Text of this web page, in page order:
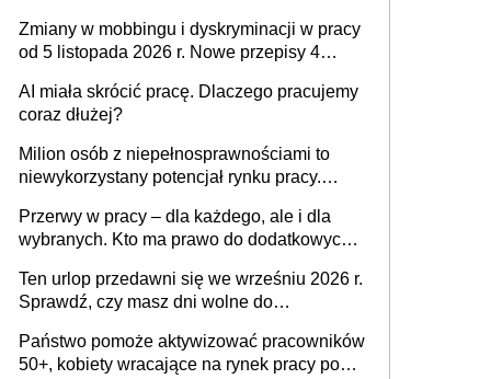
Zmiany w mobbingu i dyskryminacji w pracy
od 5 listopada 2026 r. Nowe przepisy 4
Ustaw
AI miała skrócić pracę. Dlaczego pracujemy
coraz dłużej?
Milion osób z niepełnosprawnościami to
niewykorzystany potencjał rynku pracy.
dofinansowań czy refundacji, ale bariery po
stronie systemu i świadomości
pracodawców [WYWIAD]
Przerwy w pracy – dla każdego, ale i dla
wybranych. Kto ma prawo do dodatkowych
Ten urlop przedawni się we wrześniu 2026 r.
Sprawdź, czy masz dni wolne do
Państwo pomoże aktywizować pracowników
50+, kobiety wracające na rynek pracy po